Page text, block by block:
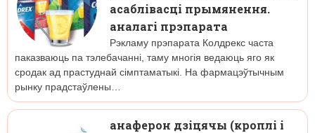
асаблівасці прымянення.
аналагі прэпарата
Рэкламу прэпарата Колдрекс часта
паказваюць па тэлебачанні, таму многія ведаюць яго як
сродак ад прастуднай сімптаматыкі. На фармацэўтычным
рынку прадстаўлены…
анаферон дзіцячы (кроплі і